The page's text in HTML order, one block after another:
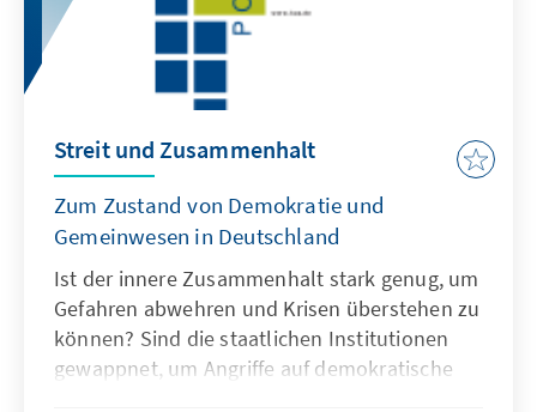
Streit und Zusammenhalt
Zum Zustand von Demokratie und
Gemeinwesen in Deutschland
Ist der innere Zusammenhalt stark genug, um
Gefahren abwehren und Krisen überstehen zu
können? Sind die staatlichen Institutionen
gewappnet, um Angriffe auf demokratische